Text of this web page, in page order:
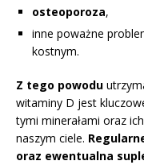
osteoporoza,
inne poważne
kostnym.
Z tego powodu
witaminy D jest
tymi minerałami oraz
naszym ciele.
oraz ewentualna